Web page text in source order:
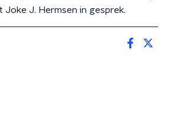
Joke J. Hermsen in gesprek.